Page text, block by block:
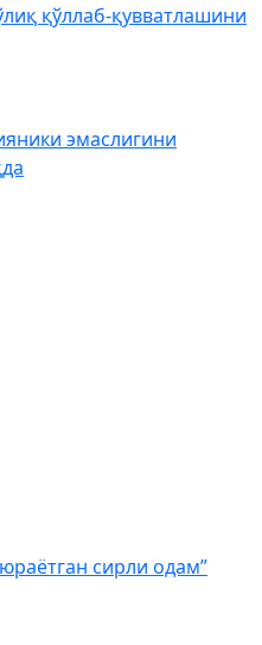
қўллаб-қувватлашини
эмаслигини
сирли одам”